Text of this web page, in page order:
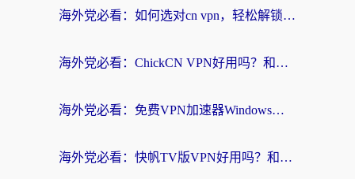
海外党必看：如何选对cn vpn，轻松解锁国内影音游戏？
海外党必看：ChickCN VPN好用吗？和星河VPN对比哪个回国效果更好？附真实体验+避坑指南
海外党必看：免费VPN加速器Windows版怎么选？附真实测评与无缝访问国内资源指南
海外党必看：快帆TV版VPN好用吗？和hi龟龟VPN对比哪个回国效果更好？附免费加速器选择指南